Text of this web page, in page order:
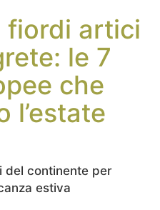
fiordi artici
le 7
che
l’estate
del continente per
estiva